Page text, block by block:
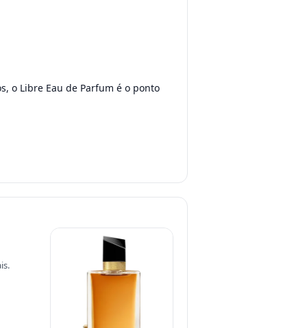
o Libre Eau de Parfum é o ponto